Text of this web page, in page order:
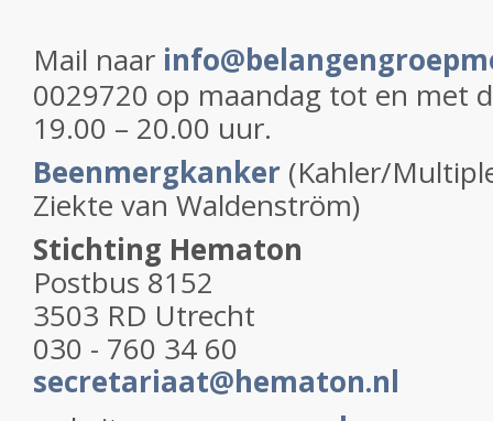
Mail naar
0029720 op maandag tot en met
19.00 – 20.00 uur.
Beenmergkanker (Kahler/
Ziekte van Waldenström)
Stichting Hematon
Postbus 8152
3503 RD Utrecht
030 - 760 34 60
secretariaat@hematon.nl